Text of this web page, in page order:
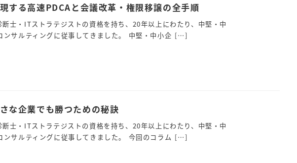
する高速PDCAと会議改革・権限移譲の全手順
士・ITストラテジストの資格を持ち、20年以上にわたり、中堅・中
ンサルティングに従事してきました。 中堅・中小企 […]
な企業でも勝つための秘訣
士・ITストラテジストの資格を持ち、20年以上にわたり、中堅・中
ンサルティングに従事してきました。 今回のコラム […]